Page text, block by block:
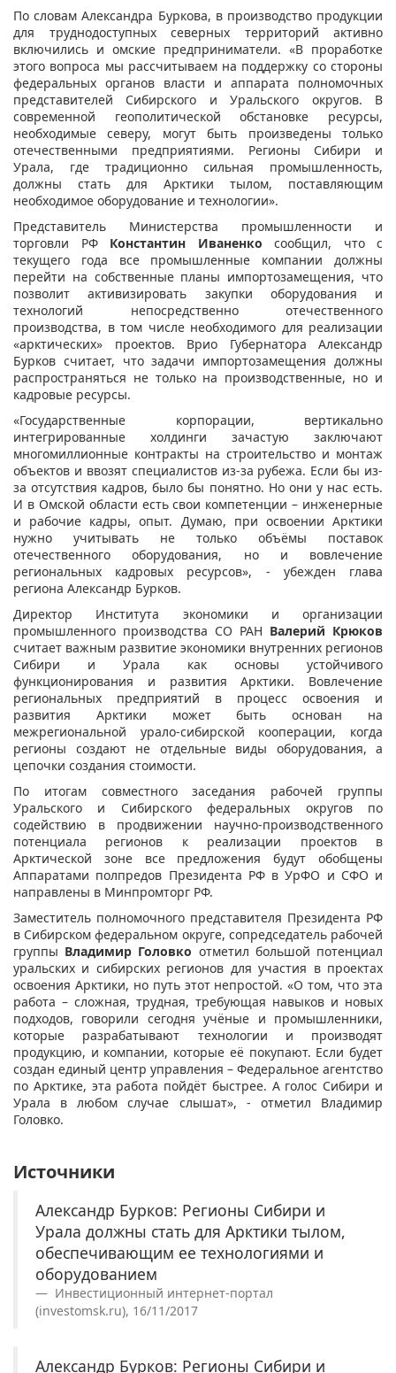
По словам Александра Буркова, в производство продукции
для труднодоступных северных территорий активно
включились и омские предприниматели. «В проработке
этого вопроса мы рассчитываем на поддержку со стороны
федеральных органов власти и аппарата полномочных
представителей Сибирского и Уральского округов. В
современной геополитической обстановке ресурсы,
необходимые северу, могут быть произведены только
отечественными предприятиями. Регионы Сибири и
Урала, где традиционно сильная промышленность,
должны стать для Арктики тылом, поставляющим
необходимое оборудование и технологии».
Представитель Министерства промышленности и
торговли РФ Константин Иваненко сообщил, что с
текущего года все промышленные компании должны
перейти на собственные планы импортозамещения, что
позволит активизировать закупки оборудования и
технологий непосредственно отечественного
производства, в том числе необходимого для реализации
«арктических» проектов. Врио Губернатора Александр
Бурков считает, что задачи импортозамещения должны
распространяться не только на производственные, но и
кадровые ресурсы.
«Государственные корпорации, вертикально
интегрированные холдинги зачастую заключают
многомиллионные контракты на строительство и монтаж
объектов и ввозят специалистов из-за рубежа. Если бы из-
за отсутствия кадров, было бы понятно. Но они у нас есть.
И в Омской области есть свои компетенции – инженерные
и рабочие кадры, опыт. Думаю, при освоении Арктики
нужно учитывать не только объёмы поставок
отечественного оборудования, но и вовлечение
региональных кадровых ресурсов», - убежден глава
региона Александр Бурков.
Директор Института экономики и организации
промышленного производства СО РАН Валерий Крюков
считает важным развитие экономики внутренних регионов
Сибири и Урала как основы устойчивого
функционирования и развития Арктики. Вовлечение
региональных предприятий в процесс освоения и
развития Арктики может быть основан на
межрегиональной урало-сибирской кооперации, когда
регионы создают не отдельные виды оборудования, а
цепочки создания стоимости.
По итогам совместного заседания рабочей группы
Уральского и Сибирского федеральных округов по
содействию в продвижении научно-производственного
потенциала регионов к реализации проектов в
Арктической зоне все предложения будут обобщены
Аппаратами полпредов Президента РФ в УрФО и СФО и
направлены в Минпромторг РФ.
Заместитель полномочного представителя Президента РФ
в Сибирском федеральном округе, сопредседатель рабочей
группы Владимир Головко отметил большой потенциал
уральских и сибирских регионов для участия в проектах
освоения Арктики, но путь этот непростой. «О том, что эта
работа – сложная, трудная, требующая навыков и новых
подходов, говорили сегодня учёные и промышленники,
которые разрабатывают технологии и производят
продукцию, и компании, которые её покупают. Если будет
создан единый центр управления – Федеральное агентство
по Арктике, эта работа пойдёт быстрее. А голос Сибири и
Урала в любом случае слышат», - отметил Владимир
Головко.
Источники
Александр Бурков: Регионы Сибири и
Урала должны стать для Арктики тылом,
обеспечивающим ее технологиями и
оборудованием
Инвестиционный интернет-портал
(investomsk.ru), 16/11/2017
Александр Бурков: Регионы Сибири и